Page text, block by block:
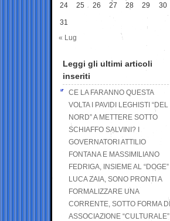
24 25 26 27 28 29 30
31
« Lug
Leggi gli ultimi articoli
inseriti
CE LA FARANNO QUESTA
VOLTA I PAVIDI LEGHISTI “DEL
NORD” A METTERE SOTTO
SCHIAFFO SALVINI? I
GOVERNATORI ATTILIO
FONTANA E MASSIMILIANO
FEDRIGA, INSIEME AL “DOGE”
LUCA ZAIA, SONO PRONTI A
FORMALIZZARE UNA
CORRENTE, SOTTO FORMA DI
ASSOCIAZIONE “CULTURALE”